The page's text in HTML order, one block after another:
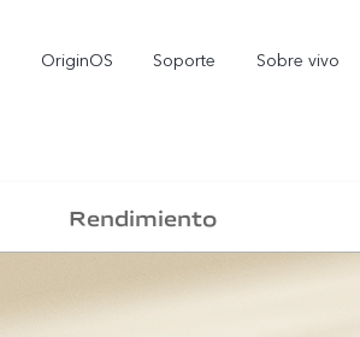
OriginOS Soporte Sobre vivo
Rendimiento